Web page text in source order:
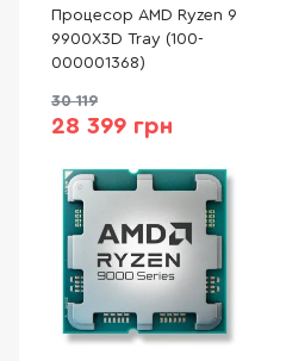
Процесор AMD Ryzen 9
9900X3D Tray (100-
000001368)
30 119
28 399 грн